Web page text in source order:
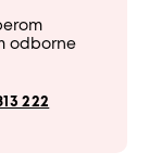
odborne
222